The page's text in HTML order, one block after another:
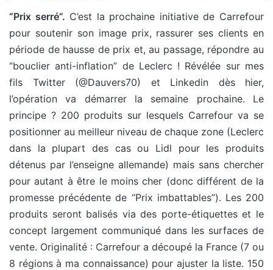
“Prix serré”. C’est la prochaine initiative de Carrefour
pour soutenir son image prix, rassurer ses clients en
période de hausse de prix et, au passage, répondre au
“bouclier anti-inflation” de Leclerc ! Révélée sur mes
fils Twitter (@Dauvers70) et Linkedin dès hier,
l’opération va démarrer la semaine prochaine. Le
principe ? 200 produits sur lesquels Carrefour va se
positionner au meilleur niveau de chaque zone (Leclerc
dans la plupart des cas ou Lidl pour les produits
détenus par l’enseigne allemande) mais sans chercher
pour autant à être le moins cher (donc différent de la
promesse précédente de “Prix imbattables”). Les 200
produits seront balisés via des porte-étiquettes et le
concept largement communiqué dans les surfaces de
vente. Originalité : Carrefour a découpé la France (7 ou
8 régions à ma connaissance) pour ajuster la liste. 150